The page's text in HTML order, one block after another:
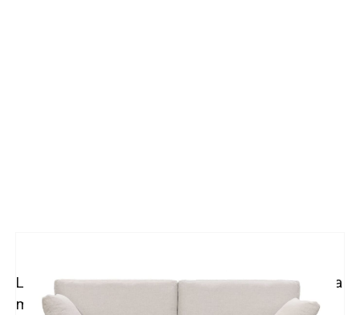
Lima sofa fra Tapizados Doñana er en klassisk sofa
med løse side-puter og med ben i metall.